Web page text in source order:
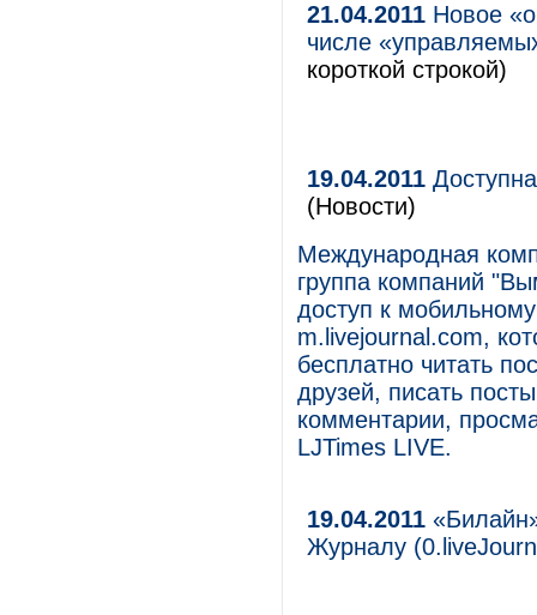
21.04.2011 Новое
числе
короткой строкой)
19.04.2011
(Новости)
Международная
группа компаний
доступ к
m.livejournal.com,
бесплатно читать
друзей, писать
комментарии,
LJTimes LIVE.
19.04.2011
Журналу